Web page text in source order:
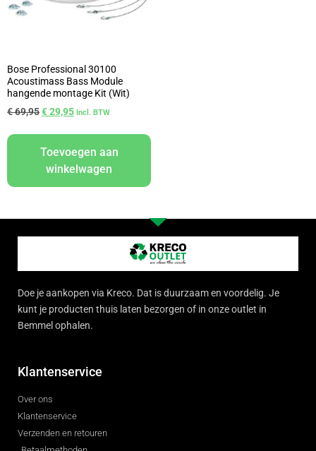
Bose Professional 30100
Acoustimass Bass Module
hangende montage Kit (Wit)
€69,95€29,95 Incl. BTW
Toevoegen aan
winkelwagen
Doe je aankopen via Kreco. Dat is duurzaam en voordelig. Je
kunt je producten thuis laten bezorgen of in onze outlet in
Bemmel ophalen.
Klantenservice
Over ons
Klantenservice
Verzenden en retouren